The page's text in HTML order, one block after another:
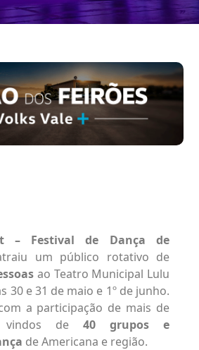
– Festival de Dança de
um público rotativo de
ao Teatro Municipal Lulu
30 e 31 de maio e 1º de junho.
a participação de mais de
de 40 grupos e
de Americana e região.